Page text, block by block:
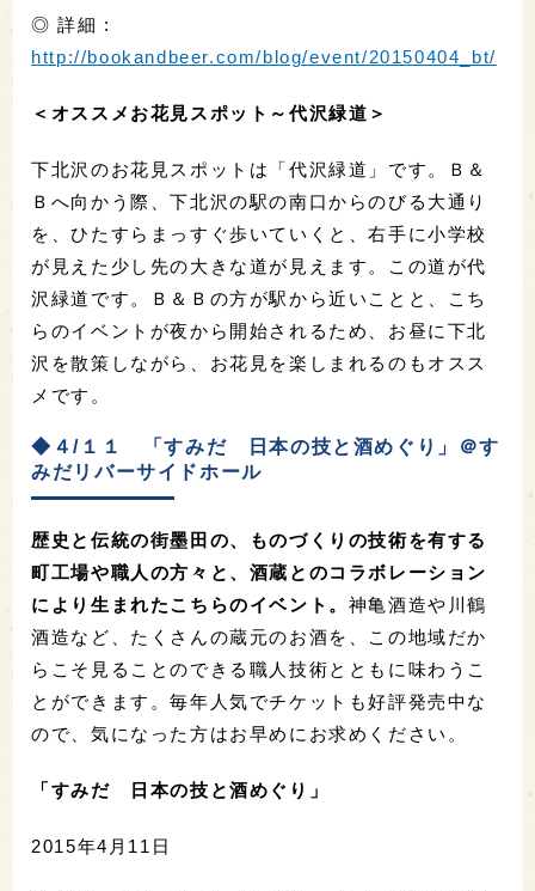
◎ 詳細 :
http://bookandbeer.com/blog/event/20150404_bt/
＜オススメお花見スポット～代沢緑道＞
下北沢のお花見スポットは「代沢緑道」です。Ｂ＆
Ｂへ向かう際、下北沢の駅の南口からのびる大通り
を、ひたすらまっすぐ歩いていくと、右手に小学校
が見えた少し先の大きな道が見えます。この道が代
沢緑道です。Ｂ＆Ｂの方が駅から近いことと、こち
らのイベントが夜から開始されるため、お昼に下北
沢を散策しながら、お花見を楽しまれるのもオスス
メです。
◆４/１１ 「すみだ 日本の技と酒めぐり」＠す
みだリバーサイドホール
歴史と伝統の街墨田の、ものづくりの技術を有する
町工場や職人の方々と、酒蔵とのコラボレーション
により生まれたこちらのイベント。 神亀酒造や川鶴
酒造など、たくさんの蔵元のお酒を、この地域だか
らこそ見ることのできる職人技術とともに味わうこ
とができます。毎年人気でチケットも好評発売中な
ので、気になった方はお早めにお求めください。
「すみだ 日本の技と酒めぐり」
2015年4月11日